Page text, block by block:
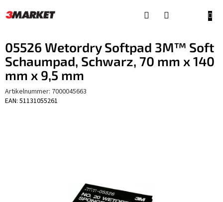
Inhalt
05526 Wetordry Softpad 3M™ Soft
Schaumpad, Schwarz, 70 mm x 140
mm x 9,5 mm
Artikelnummer: 7000045663
EAN: 51131055261